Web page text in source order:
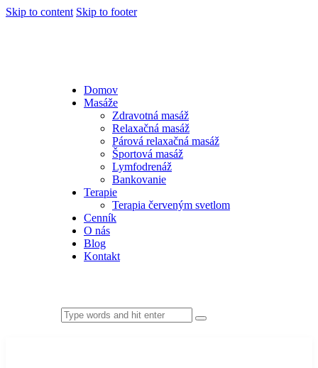
Skip to content Skip to footer
Domov
Masáže
Zdravotná masáž
Relaxačná masáž
Párová relaxačná masáž
Športová masáž
Lymfodrenáž
Bankovanie
Terapie
Terapia červeným svetlom
Cenník
O nás
Blog
Kontakt